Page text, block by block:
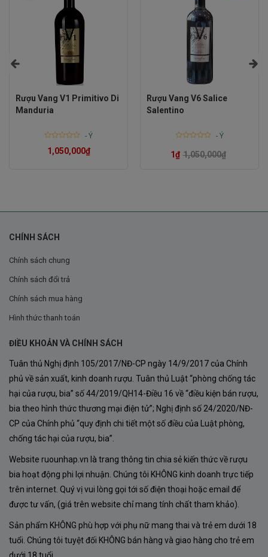
Lý Do Chọn Rượu Vang Viento Norte Reserva
Với một giá cả hợp lý, Viento Norte Reserva không chỉ
cung cấp một hương vị rượu vang tuyệt vời mà còn là
sự lựa chọn thể hiện đẳng cấp và gu thưởng thức tinh
tế. Nó phù hợp cho cả những bữa tiệc sang trọng và làm
quà tặng đặc biệt.
Kết Luận
Không chỉ là một loại rượu vang, Viento Norte Reserva
Cabernet Sauvignon từ nhà Sur Valles là minh chứng
cho sự tinh tế và chất lượng đỉnh cao của ngành sản
độc đáo và hấp dẫn của loại rượu vang này. Ghé thăm
websitewww.ruounhap.vn
Rượu Vang V1 Primitivo Di
Manduria
Rated
- Ý
1,050,000₫
Rượu Vang V6 Salice
Salentino
0
out
- Ý
1,050,000₫
1₫
CHÍNH SÁCH
Chính sách chung
Chính sách đổi trả
Chính sách mua hàng
Hình thức thanh toán
ĐIỀU KHOẢN VÀ CHÍNH SÁCH
Tuân thủ Nghị định 105/2017/NĐ-CP ngày 14/9/2017 của Chính
phủ về sản xuất, kinh doanh rượu. Tuân thủ Luật “phòng chống tác
hại của rượu, bia” số 44/2019/QH14-Điều 16 về “điều kiện bán rượu,
bia theo hình thức thương mại điện tử”; Nghị định số 24/2020/NĐ-
CP của Chính phủ “quy định chi tiết một số điều của Luật phòng,
chống tác hại của rượu, bia”.
Website ruounhap.vn là trang thông tin chia sẻ kiến thức về rượu
bia hoạt động phi lợi nhuận. Chúng tôi KHÔNG kinh doanh trực tiếp
trên internet. Quý vị vui lòng gọi tới số điện thoại hoặc email để
được tư vấn, (giá trên website chỉ mang tính chất tham khảo).
Sản phẩm KHÔNG phù hợp với phụ nữ mang thai và trẻ em dưới 18
tuổi. Chúng tôi tuyệt đối KHÔNG bán hàng và giao hàng cho trẻ em